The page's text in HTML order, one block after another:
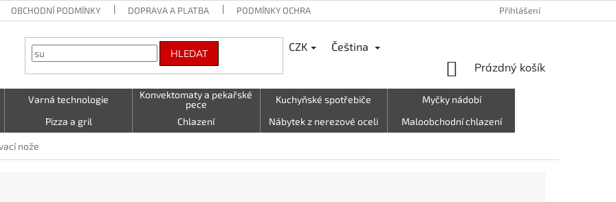
OBCHODNÍ PODMÍNKY DOPRAVA A PLATBA PODMÍNKY OCHRANY OSOBNÍCH ÚDAJŮ VRÁCENÍ ZBOŽÍ,
Přihlášení
HLEDAT
CZK Čeština
NÁKUPNÍ
Prázdný košík
Varná technologie
Konvektomaty a pekařské
pece
Kuchyňské spotřebiče
Myčky nádobí
Pizza a gril Chlazení Nábytek z nerezové oceli
Maloobchodní chlazení
Vzduchotechnika
nože